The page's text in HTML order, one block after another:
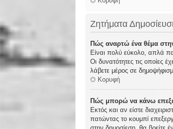
Ζητήματα
Πώς αναρτώ ένα θέμα
Είναι πολύ εύκολο, απλά
Οι δυνατότητες τις οποίες
λάβετε μέρος σε
Κορυφή
Πώς μπορώ να κάνω
Εκτός και αν είστε
πατώντας το κουμπί